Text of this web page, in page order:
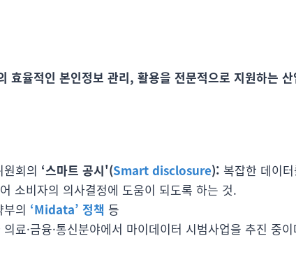
효율적인 본인정보 관리, 활용을 전문적으로 지원하는 산
회의 ‘스마트 공시'(Smart disclosure): 복잡한 데이
소비자의 의사결정에 도움이 되도록 하는 것.
의 ‘Midata’ 정책 등
료·금융·통신분야에서 마이데이터 시범사업을 추진 중